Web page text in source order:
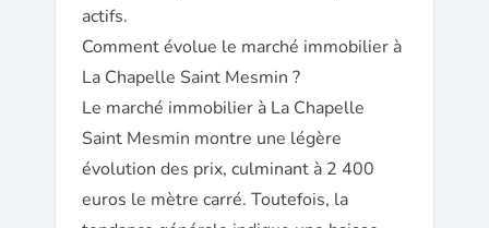
actifs.
Comment évolue le marché immobilier à
La Chapelle Saint Mesmin ?
Le marché immobilier à La Chapelle
Saint Mesmin montre une légère
évolution des prix, culminant à 2 400
euros le mètre carré. Toutefois, la